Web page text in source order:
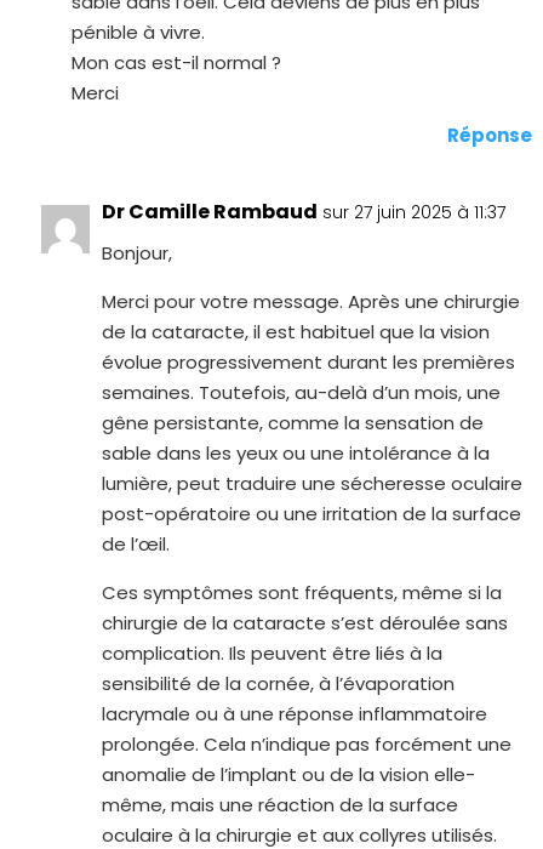
pénible à vivre.
Mon cas est-il normal ?
Merci
Réponse
Dr Camille Rambaud sur 27 juin 2025 à 11:37
Bonjour,
Merci pour votre message. Après une chirurgie
de la cataracte, il est habituel que la vision
évolue progressivement durant les premières
semaines. Toutefois, au-delà d’un mois, une
gêne persistante, comme la sensation de
sable dans les yeux ou une intolérance à la
lumière, peut traduire une sécheresse oculaire
post-opératoire ou une irritation de la surface
de l’œil.
Ces symptômes sont fréquents, même si la
chirurgie de la cataracte s’est déroulée sans
complication. Ils peuvent être liés à la
sensibilité de la cornée, à l’évaporation
lacrymale ou à une réponse inflammatoire
prolongée. Cela n’indique pas forcément une
anomalie de l’implant ou de la vision elle-
même, mais une réaction de la surface
oculaire à la chirurgie et aux collyres utilisés.